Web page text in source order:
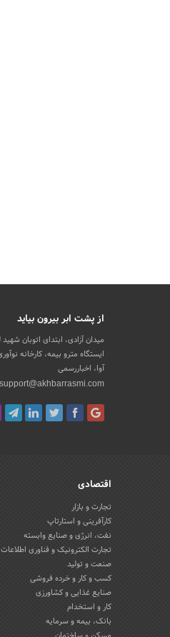
از پشت ابر بیرون بیاید
میدان آزادی، ابتدای اتوبان
ایستگاه مترو بیمه، کارخانه
آوا، اخباررسمی
support@akhbarrasmi.com
اقتصادی
تجارت و بازار
کارآفرینی و استارتاپ
نفت، انرژی و صنایع وابسته
تجارت الکترونیک و فناوری اطلاعات
صنعت و تولید
کسب و کار و خرده فروشی
صنایع غذایی و کشاورزی
کار و استخدام
بانک، بیمه و سرمایه